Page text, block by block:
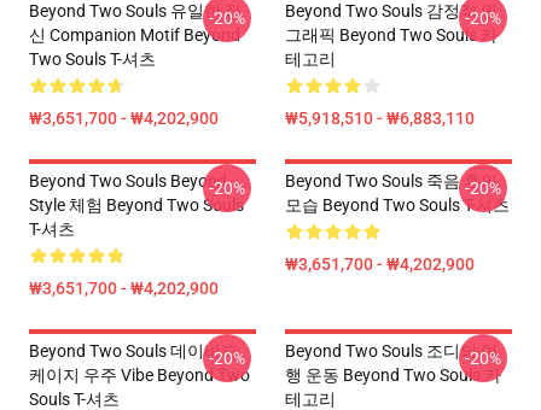
Beyond Two Souls 유일한 정
신 Companion Motif Beyond
Two Souls T-셔츠
₩3,651,700 - ₩4,202,900
-20%
Beyond Two Souls 감정적 인
그래픽 Beyond Two Souls 카
테고리
₩5,918,510 - ₩6,883,110
-20%
Beyond Two Souls Beyond
Style 체험 Beyond Two Souls
T-셔츠
₩3,651,700 - ₩4,202,900
-20%
Beyond Two Souls 죽음 후의
모습 Beyond Two Souls T-셔츠
₩3,651,700 - ₩4,202,900
-20%
Beyond Two Souls 데이비드
케이지 우주 Vibe Beyond Two
Souls T-셔츠
-20%
Beyond Two Souls 조디의 여
행 운동 Beyond Two Souls 카
테고리
-20%